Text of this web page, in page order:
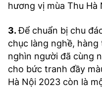
hương vị mùa Thu Hà
3.Để chuẩn bị chu
chục làng nghề,
nghìn người đã cùng
cho bức tranh đầy
Hà Nội 2023 còn là